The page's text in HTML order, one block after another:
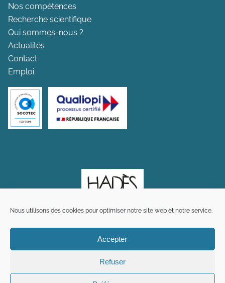
Nous utilisons des cookies pour optimiser notre site web et notre service.
Accepter
Refuser
Nos compétences
Recherche scientifique
Qui sommes-nous ?
Actualités
Contact
Emploi